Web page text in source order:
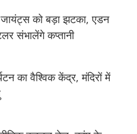
को बड़ा झटका, एडन
संभालेंगे कप्तानी
का वैश्विक केंद्र, मंदिरों में